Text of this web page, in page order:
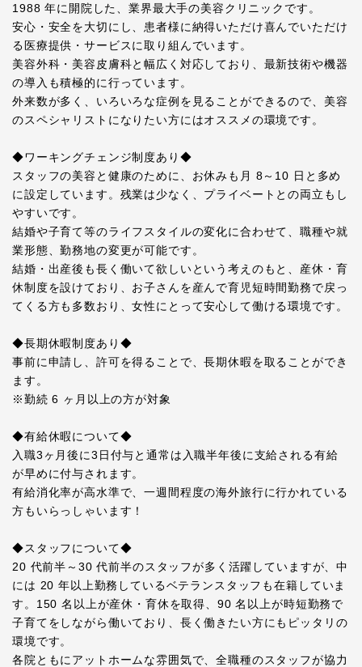
1988 年に開院した、業界最大手の美容クリニックです。
安心・安全を大切にし、患者様に納得いただけ喜んでいただけ
る医療提供・サービスに取り組んでいます。
美容外科・美容皮膚科と幅広く対応しており、最新技術や機器
の導入も積極的に行っています。
外来数が多く、いろいろな症例を見ることができるので、美容
のスペシャリストになりたい方にはオススメの環境です。
◆ワーキングチェンジ制度あり◆
スタッフの美容と健康のために、お休みも月 8～10 日と多め
に設定しています。残業は少なく、プライベートとの両立もし
やすいです。
結婚や子育て等のライフスタイルの変化に合わせて、職種や就
業形態、勤務地の変更が可能です。
結婚・出産後も長く働いて欲しいという考えのもと、産休・育
休制度を設けており、お子さんを産んで育児短時間勤務で戻っ
てくる方も多数おり、女性にとって安心して働ける環境です。
◆長期休暇制度あり◆
事前に申請し、許可を得ることで、長期休暇を取ることができ
ます。
※勤続 6 ヶ月以上の方が対象
◆有給休暇について◆
入職3ヶ月後に3日付与と通常は入職半年後に支給される有給
が早めに付与されます。
有給消化率が高水準で、一週間程度の海外旅行に行かれている
方もいらっしゃいます！
◆スタッフについて◆
20 代前半～30 代前半のスタッフが多く活躍していますが、中
には 20 年以上勤務しているベテランスタッフも在籍していま
す。150 名以上が産休・育休を取得、90 名以上が時短勤務で
子育てをしながら働いており、長く働きたい方にもピッタリの
環境です。
各院ともにアットホームな雰囲気で、全職種のスタッフが協力